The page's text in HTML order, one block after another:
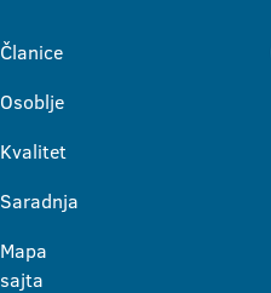
Članice
Osoblje
Kvalitet
Saradnja
Mapa
sajta